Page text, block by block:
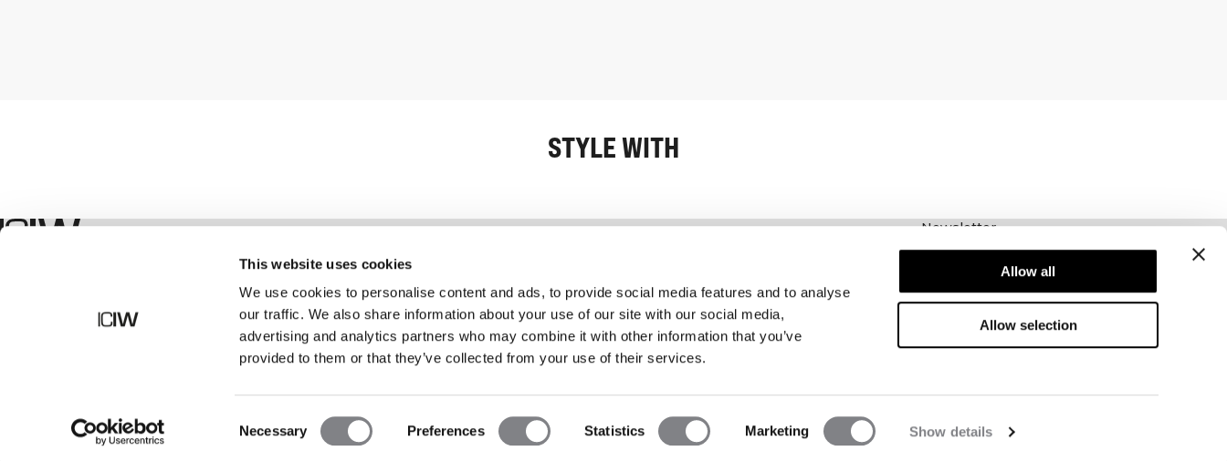
This website uses cookies
We use cookies to personalise content and ads, to provide social media features and to analyse
our traffic. We also share information about your use of our site with our social media,
advertising and analytics partners who may combine it with other information that you’ve
provided to them or that they’ve collected from your use of their services.
Selection
Necessary Preferences Statistics Marketing Show details
Allow all
Allow selection
STYLE WITH
Newsletter
Schrijf je voor onze nieuwsbrief! Ontvang
exclusieve aanbiedingen, ons laatste nieuws en
nog veel meer.